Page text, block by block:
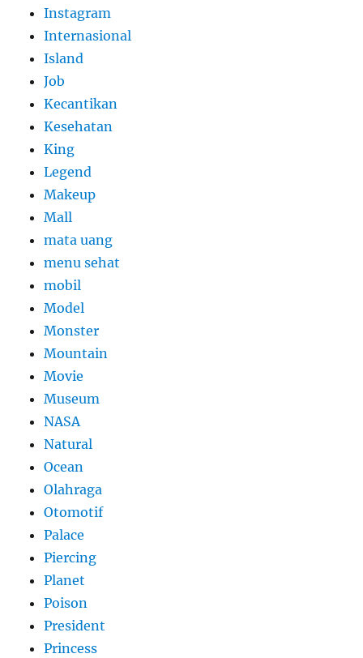
Instagram
Internasional
Island
Job
Kecantikan
Kesehatan
King
Legend
Makeup
Mall
mata uang
menu sehat
mobil
Model
Monster
Mountain
Movie
Museum
NASA
Natural
Ocean
Olahraga
Otomotif
Palace
Piercing
Planet
Poison
President
Princess